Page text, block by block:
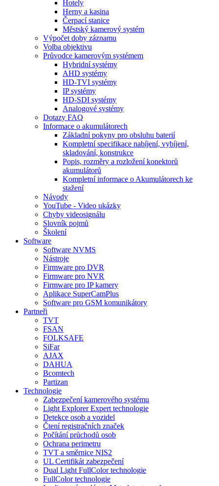
Hotely
Herny a kasina
Čerpací stanice
Městský kamerový systém
Výpočet doby záznamu
Volba objektivu
Průvodce kamerovým systémem
Hybridní systémy
AHD systémy
HD-TVI systémy
IP systémy
HD-SDI systémy
Analogové systémy
Dotazy FAQ
Informace o akumulátorech
Základní pokyny pro obsluhu baterií
Kompletní specifikace nabíjení, vybíjení,
skladování, konstrukce
Popis, rozměry a rozložení konektorů
akumulátorů
Kompletní informace o Akumulátorech ke
stažení
Návody
YouTube - Video ukázky
Chyby videosignálu
Slovník pojmů
Školení
Software
Software NVMS
Nástroje
Firmware pro DVR
Firmware pro NVR
Firmware pro IP kamery
Aplikace SuperCamPlus
Software pro GSM komunikátory
Partneři
TVT
FSAN
FOLKSAFE
SiFar
AJAX
DAHUA
Bcomtech
Partizan
Technologie
Zabezpečení kamerového systému
Light Explorer Expert technologie
Detekce osob a vozidel
Čtení registračních značek
Počítání průchodů osob
Ochrana perimetru
TVT a směrnice NIS2
UL Certifikát zabezpečení
Dual Light FullColor technologie
FullColor technologie